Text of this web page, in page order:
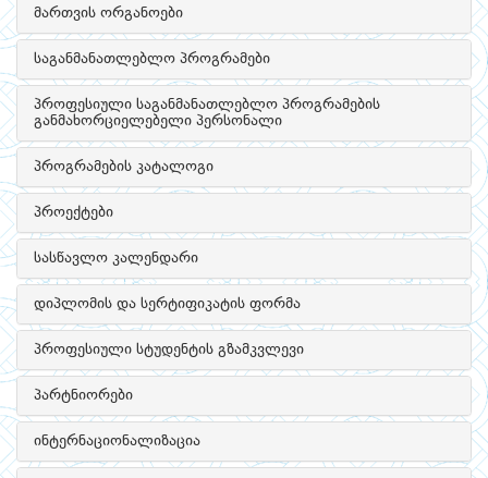
მართვის ორგანოები
საგანმანათლებლო პროგრამები
პროფესიული საგანმანათლებლო პროგრამების
განმახორციელებელი პერსონალი
პროგრამების კატალოგი
პროექტები
სასწავლო კალენდარი
დიპლომის და სერტიფიკატის ფორმა
პროფესიული სტუდენტის გზამკვლევი
პარტნიორები
ინტერნაციონალიზაცია